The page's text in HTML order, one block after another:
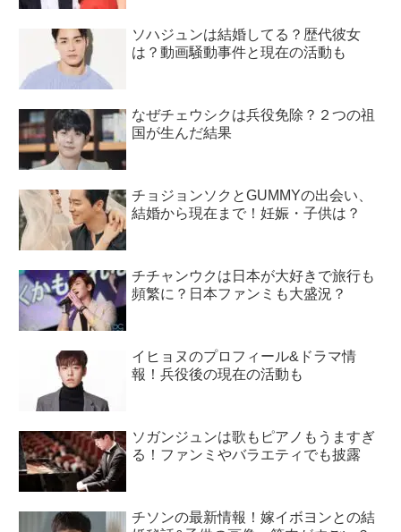
ソハジュンは結婚してる？歴代彼女
は？動画騒動事件と現在の活動も
なぜチェウシクは兵役免除？２つの祖
国が生んだ結果
チョジョンソクとGUMMYの出会い、
結婚から現在まで！妊娠・子供は？
チチャンウクは日本が大好きで旅行も
頻繁に？日本ファンミも大盛況？
イヒョヌのプロフィール&ドラマ情
報！兵役後の現在の活動も
ソガンジュンは歌もピアノもうますぎ
る！ファンミやバラエティでも披露
チソンの最新情報！嫁イボヨンとの結